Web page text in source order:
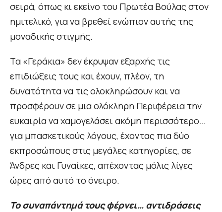
σειρά, όπως κι εκείνο του Πρωτέα Βούλας στον
ημιτελικό, για να βρεθεί ενώπιον αυτής της
μοναδικής στιγμής.
Τα «Γεράκια» δεν έκρυψαν εξαρχής τις
επιδιώξεις τους και έχουν, πλέον, τη
δυνατότητα να τις ολοκληρώσουν και να
προσφέρουν σε μια ολόκληρη Περιφέρεια την
ευκαιρία να χαμογελάσει ακόμη περισσότερο…
για μπασκετικούς λόγους, έχοντας πια δύο
εκπροσώπους στις μεγάλες κατηγορίες, σε
Άνδρες και Γυναίκες, απέχοντας μόλις λίγες
ώρες από αυτό το όνειρο.
Το συναπάντημά τους φέρνει… αντιδράσεις